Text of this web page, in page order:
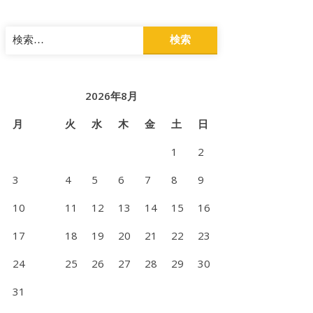
検
索:
2026年8月
月
火 水 木 金 土
日
1
2
3
4 5 6 7 8
9
10
11 12 13 14 15
16
17
18 19 20 21 22
23
24
25 26 27 28 29
30
31